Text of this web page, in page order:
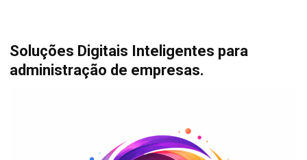
Soluções Digitais Inteligentes para
administração de empresas.